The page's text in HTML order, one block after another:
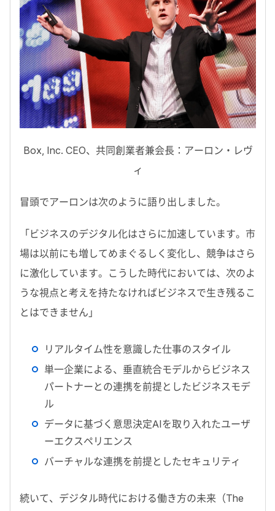
Box, Inc. CEO、共同創業者兼会長：アーロン・レヴ
ィ
冒頭でアーロンは次のように語り出しました。
「ビジネスのデジタル化はさらに加速しています。市
場は以前にも増してめまぐるしく変化し、競争はさら
に激化しています。こうした時代においては、次のよ
うな視点と考えを持たなければビジネスで生き残るこ
とはできません」
リアルタイム性を意識した仕事のスタイル
単一企業による、垂直統合モデルからビジネス
パートナーとの連携を前提としたビジネスモデ
ル
データに基づく意思決定AIを取り入れたユーザ
ーエクスペリエンス
バーチャルな連携を前提としたセキュリティ
続いて、デジタル時代における働き方の未来（The